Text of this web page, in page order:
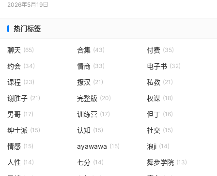
2026年5月19日
热门标签
聊天 (65) 合集 (43) 付费 (35)
约会 (34) 情商 (33) 电子书 (32)
课程 (23) 撩汉 (21) 私教 (21)
谢胜子 (21) 完整版 (20) 权谋 (18)
男哥 (17) 训练营 (17) 但丁 (16)
绅士派 (15) 认知 (15) 社交 (15)
情感 (15) ayawawa (15) 浪ji (14)
人性 (14) 七分 (14) 舞步学院 (13)